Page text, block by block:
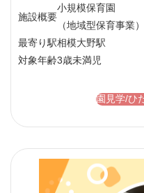
施設概要
小規模保育園
（地域型保育事業）
最寄り駅相模大野駅
対象年齢3歳未満児
園見学/ひ